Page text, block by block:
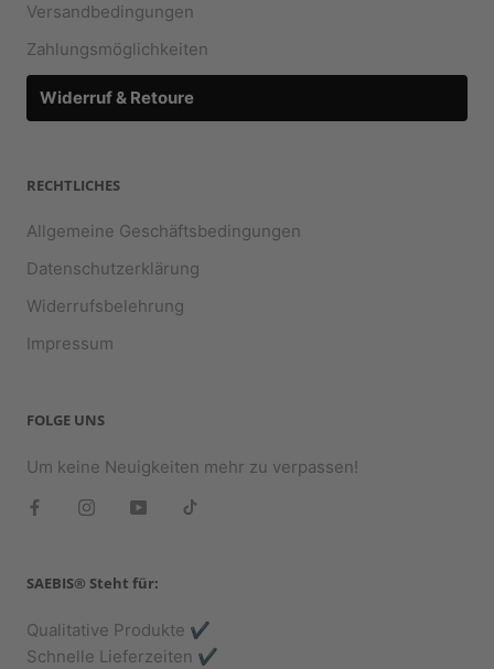
Versandbedingungen
Zahlungsmöglichkeiten
Widerruf & Retoure
RECHTLICHES
Allgemeine Geschäftsbedingungen
Datenschutzerklärung
Widerrufsbelehrung
Impressum
FOLGE UNS
Um keine Neuigkeiten mehr zu verpassen!
SAEBIS® Steht für:
Qualitative Produkte ✔️
Schnelle Lieferzeiten ✔️